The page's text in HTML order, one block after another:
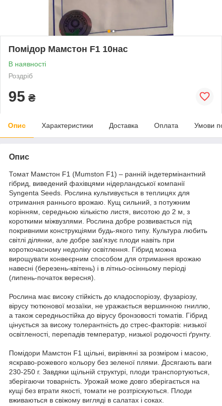
Помідор Мамстон F1 10нас
В наявності
Роздріб
95 ₴
Опис Характеристики Доставка Оплата Умови
Опис
Томат Мамстон F1 (Mumston F1) – ранній індетермінантний
гібрид, виведений фахівцями нідерландської компанії
Syngenta Seeds. Рослина культивується в теплицях для
отримання раннього врожаю. Кущ сильний, з потужним
корінням, середньою кількістю листя, висотою до 2 м, з
короткими міжвузлями. Рослина добре розвивається під
покривними конструкціями будь-якого типу. Культура любить
світлі ділянки, але добре зав'язує плоди навіть при
короткочасному недоліку освітлення. Гібрид можна
вирощувати конвеєрним способом для отримання врожаю
навесні (березень-квітень) і в літньо-осінньому періоді
(липень-початок вересня).
Рослина має високу стійкість до кладоспоріозу, фузаріозу,
вірусу тютюнової мозаїки, не уражається вершинною гниллю,
а також середньостійка до вірусу бронзовості томатів. Гібрид
цінується за високу толерантність до стрес-факторів: низької
освітленості, перепадів температур, низької родючості ґрунту.
Помідори Мамстон F1 щільні, вирівняні за розміром і масою,
яскраво-рожевого кольору без зеленої плями. Досягають ваги
230-250 г. Завдяки щільній структурі, плоди транспортуються,
зберігаючи товарність. Урожай може довго зберігається на
кущі без втрати якості, томати не розтріскуються. Плоди
вживаються в свіжому вигляді в салатах і соках.